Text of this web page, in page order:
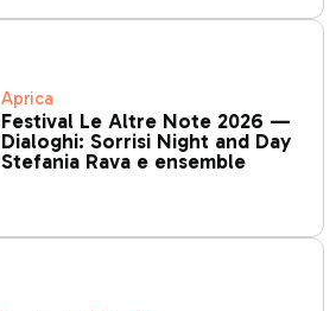
Aprica
Festival Le Altre Note 2026 —
Dialoghi: Sorrisi Night and Day
Stefania Rava e ensemble